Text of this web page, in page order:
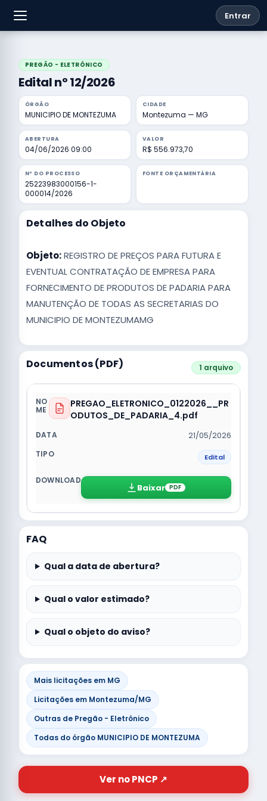
Entrar
PREGÃO - ELETRÔNICO
Edital nº 12/2026
ÓRGÃO
MUNICIPIO DE MONTEZUMA
CIDADE
Montezuma — MG
ABERTURA
04/06/2026 09:00
VALOR
R$ 556.973,70
Nº DO PROCESSO
25223983000156-1-
000014/2026
FONTE ORÇAMENTÁRIA
Detalhes do Objeto
Objeto:REGISTRO DE PREÇOS PARA FUTURA E
EVENTUAL CONTRATAÇÃO DE EMPRESA PARA
FORNECIMENTO DE PRODUTOS DE PADARIA PARA
MANUTENÇÃO DE TODAS AS SECRETARIAS DO
MUNICIPIO DE MONTEZUMAMG
Documentos (PDF) 1 arquivo
PREGAO_ELETRONICO_0122026__PR
ODUTOS_DE_PADARIA_4.pdf
21/05/2026
Edital
Baixar PDF
FAQ
Qual a data de abertura?
Qual o valor estimado?
Qual o objeto do aviso?
Mais licitações em MG
Licitações em Montezuma/MG
Outras de Pregão - Eletrônico
Todas do órgão MUNICIPIO DE MONTEZUMA
Ver no PNCP ↗